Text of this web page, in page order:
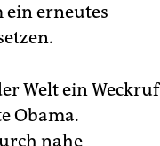
ein erneutes
Welt ein Weckruf
Obama.
nahe